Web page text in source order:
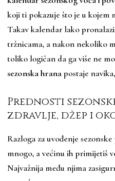
koji ti pokazuje što je u kojem
Takav kalendar lako
tržnicama, a nakon nekoliko
toliko logičan da ga više ne
sezonska hranapostaje
Prednosti
zdravlje, džep i
Razloga za uvođenje
mnogo, a većinu ih primijetiš
Najvažnija među njima